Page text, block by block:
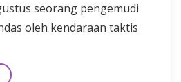
seorang pengemudi
oleh kendaraan taktis